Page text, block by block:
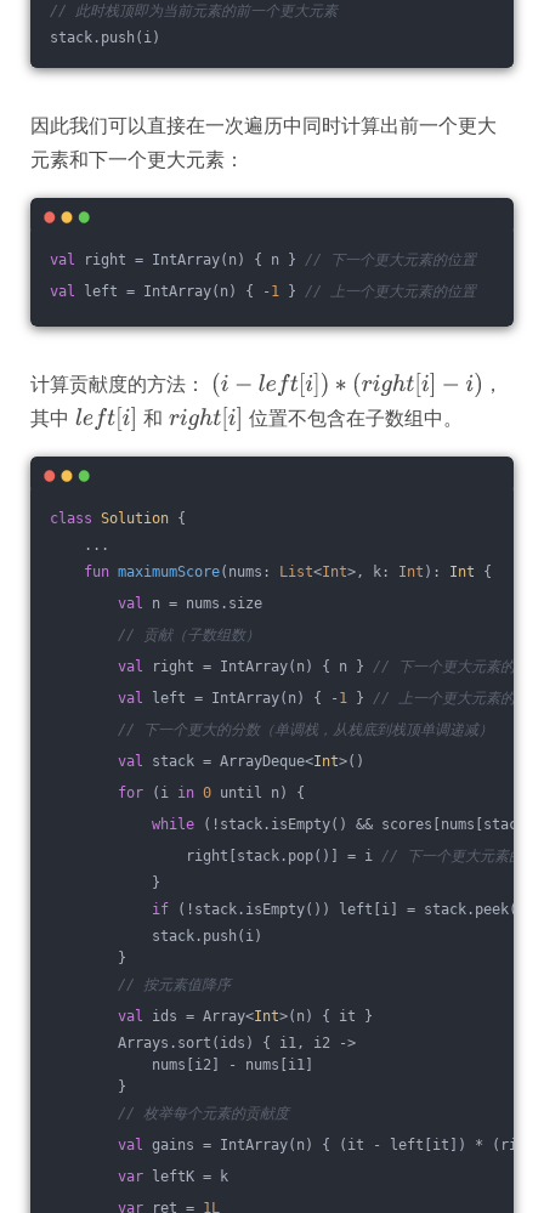
// 此时栈顶即为当前元素的前一个更大元素
stack.push(i)
因此我们可以直接在一次遍历中同时计算出前一个更大
元素和下一个更大元素：
val right = IntArray(n) { n } // 下一个更大元素的位置
val left = IntArray(n) { - 1 } // 上一个更大元素的位置
计算贡献度的方法：
，
其中
和 位置不包含在子数组中。
class Solution {
...
fun maximumScore(nums: List<Int>, k: Int ) : Int {
val n = nums.size
// 贡献（子数组数）
val right = IntArray(n) { n } // 下一个更大元素的位置
val left = IntArray(n) { - 1 } // 上一个更大元素的位置
// 下一个更大的分数（单调栈，从栈底到栈顶单调递减）
val stack = ArrayDeque<Int>()
for (i in 0 until n) {
while (!stack.isEmpty() &&
right[stack.pop()] = i // 下一个更大元素的位
}
if (!stack.isEmpty()) left[i] = stack.peek()
stack.push(i)
}
// 按元素值降序
val ids = Array<Int>(n) { it }
Arrays.sort(ids) { i1, i2 ->
nums[i2] - nums[i1]
}
// 枚举每个元素的贡献度
val gains = IntArray(n) { (it - left[it]) *
var leftK = k
var ret = 1L